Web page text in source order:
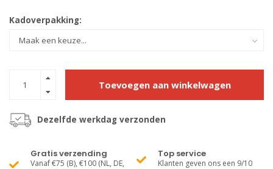
Kadoverpakking:
Toevoegen aan winkelwagen
Dezelfde werkdag verzonden
Gratis verzending
Vanaf €75 (B), €100 (NL, DE,
Top service
Klanten geven ons een 9/10